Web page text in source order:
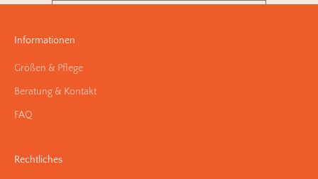
E-Mail
Informationen
Größen & Pflege
Beratung & Kontakt
FAQ
Rechtliches